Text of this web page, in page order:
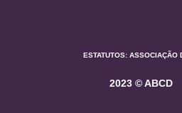
ESTATUTOS:
2023 © ABCD